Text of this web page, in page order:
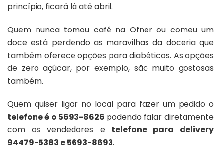
princípio, ficará lá até abril.
Quem nunca tomou café na Ofner ou comeu um
doce está perdendo as maravilhas da doceria que
também oferece opções para diabéticos. As opções
de zero açúcar, por exemplo, são muito gostosas
também.
Quem quiser ligar no local para fazer um pedido o
telefone é o 5693-8626 podendo falar diretamente
com os vendedores e telefone para delivery
94479-5383 e 5693-8693.